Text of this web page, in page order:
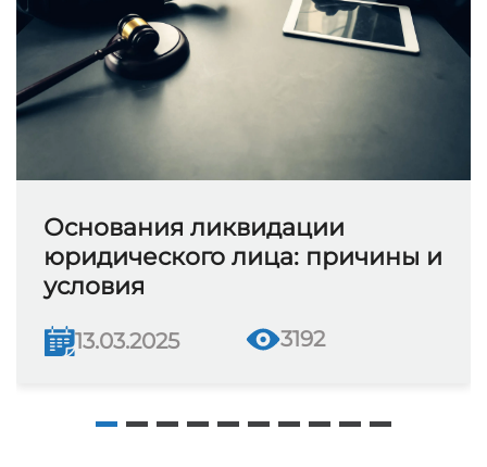
Основания ликвидации
юридического лица: причины и
условия
13.03.2025 3192